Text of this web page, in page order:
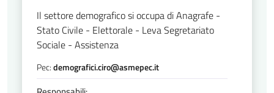
Il settore demografico si occupa di Anagrafe -
Stato Civile - Elettorale - Leva Segretariato
Sociale - Assistenza
Pec:demografici.ciro@asmepec.it